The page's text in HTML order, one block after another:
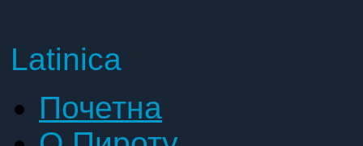
Latinica
Почетна